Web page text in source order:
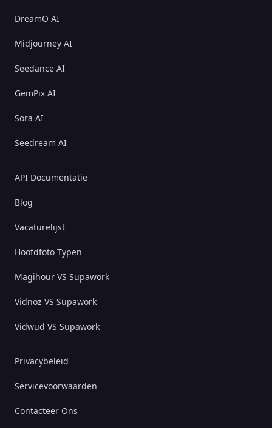
DreamO AI
Midjourney AI
Seedance AI
GemPix AI
Sora AI
Seedream AI
API Documentatie
Blog
Vacaturelijst
Hoofdfoto Typen
Magihour VS Supawork
Vidnoz VS Supawork
Vidwud VS Supawork
Privacybeleid
Servicevoorwaarden
Contacteer Ons